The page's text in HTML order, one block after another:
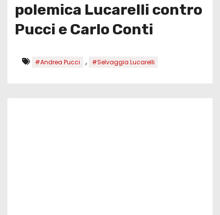
polemica Lucarelli contro
Pucci e Carlo Conti
#Andrea Pucci , #Selvaggia Lucarelli